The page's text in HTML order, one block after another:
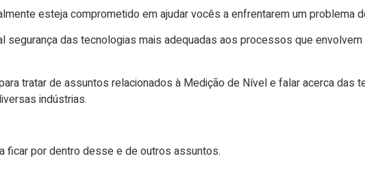
esteja comprometido em ajudar vocês a enfrentarem um problema
segurança das tecnologias mais adequadas aos processos que
tratar de assuntos relacionados à Medição de Nível e falar acerca das
indústrias.
ficar por dentro desse e de outros assuntos.